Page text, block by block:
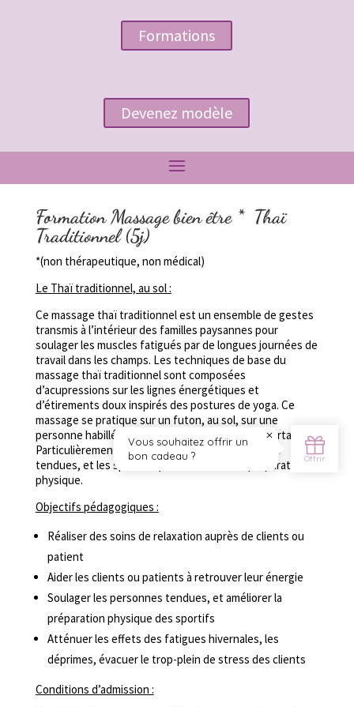
Formations
Devenez modèle
FormationMassage bien être * Thaï
Traditionnel (5j)
*(non thérapeutique, non médical)
Le Thaï traditionnel, au sol :
Ce massage thaï traditionnel est un ensemble de gestes
transmis à l’intérieur des familles paysannes pour
soulager les muscles fatigués par de longues journées de
travail dans les champs. Les techniques de base du
massage thaï traditionnel sont composées
d’acupressions sur les lignes énergétiques et
d’étirements doux inspirés des postures de yoga. Ce
massage se pratique sur un futon, au sol, sur une
personne habillée de vêtements amples et confortables.
Particulièrement recommandé pour les personnes
tendues, et les sportifs qu’il aide dans leur préparation
physique.
Objectifs pédagogiques :
Réaliser des soins de relaxation auprès de clients ou
patient
Aider les clients ou patients à retrouver leur énergie
Soulager les personnes tendues, et améliorer la
préparation physique des sportifs
Atténuer les effets des fatigues hivernales, les
déprimes, évacuer le trop-plein de stress des clients
Conditions d’admission :